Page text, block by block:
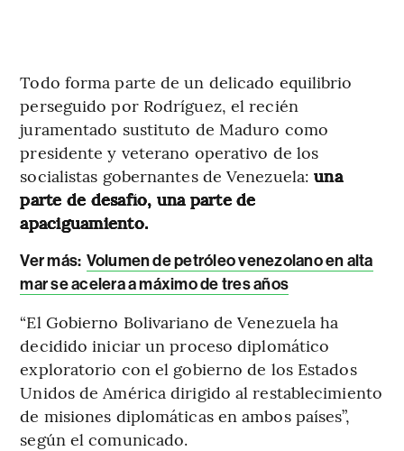
Todo forma parte de un delicado equilibrio
perseguido por Rodríguez, el recién
juramentado sustituto de Maduro como
presidente y veterano operativo de los
socialistas gobernantes de Venezuela:una
parte de desafío, una parte de
apaciguamiento.
Ver más: Volumen de petróleo venezolano en alta
mar se acelera a máximo de tres años
“El Gobierno Bolivariano de Venezuela ha
decidido iniciar un proceso diplomático
exploratorio con el gobierno de los Estados
Unidos de América dirigido al restablecimiento
de misiones diplomáticas en ambos países”,
según el comunicado.